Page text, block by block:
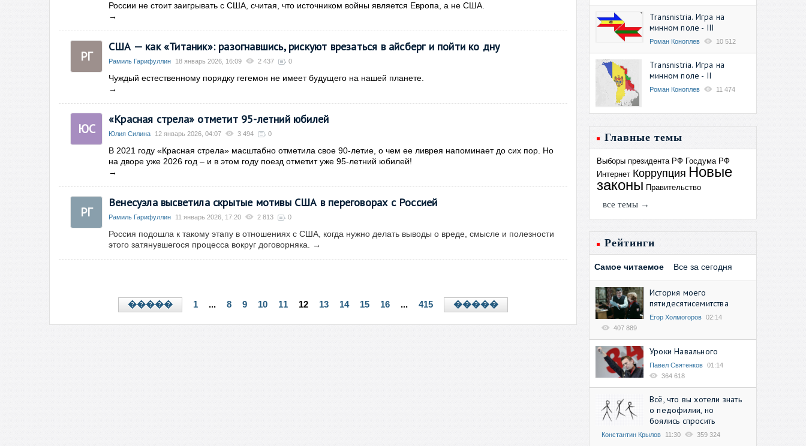
России не стоит заигрывать с США, считая, что источником войны является Европа, а не США.
→
РГ
США — как «Титаник»: разогнавшись, рискуют врезаться в айсберг и пойти ко дну
Рамиль Гарифуллин 18 январь 2026, 16:09 2 437 0
Чуждый естественному порядку гегемон не имеет будущего на нашей планете.
→
ЮС
«Красная стрела» отметит 95-летний юбилей
Юлия Силина 12 январь 2026, 04:07 3 494 0
В 2021 году «Красная стрела» масштабно отметила свое 90-летие, о чем ее ливрея напоминает до сих пор. Но
на дворе уже 2026 год – и в этом году поезд отметит уже 95-летний юбилей!
→
РГ
Венесуэла высветила скрытые мотивы США в переговорах с Россией
Рамиль Гарифуллин 11 январь 2026, 17:20 2 813 0
Россия подошла к такому этапу в отношениях с США, когда нужно делать выводы о вреде, смысле и полезности
этого затянувшегося процесса вокруг договорняка.
→
����� 1 ... 8 9 10 11 12 13 14 15 16 ... 415 �����
Transnistria. Игра на
минном поле - III
Роман Коноплев 10 512
Transnistria. Игра на
минном поле - II
Роман Коноплев 11 474
Главные темы
Выборы президента РФ Госдума РФ
Интернет Коррупция Новые
законы Правительство
все темы →
Рейтинги
Самое читаемое Все за сегодня
История моего
пятидесятисемитства
Егор Холмогоров 02:14
407 889
Уроки Навального
Павел Святенков 01:14
364 618
Всё, что вы хотели знать
о педофилии, но
боялись спросить
Константин Крылов 11:30 359 324